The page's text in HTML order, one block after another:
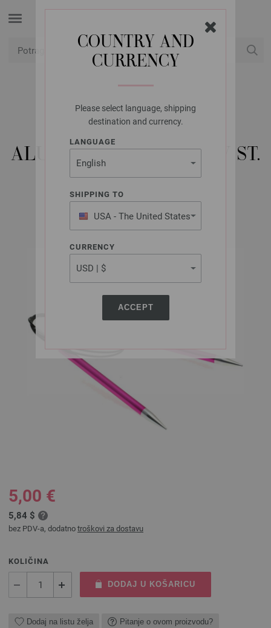
COUNTRY AND
CURRENCY
Please select language, shipping
destination and currency.
LANGUAGE
SHIPPING TO
USA - The United States
of America
CURRENCY
ACCEPT
LANA GROSSA
KRUŽNA IGLA
ALUMINIJSKA RAINBOW ST.
7,0/100 CM
5,00 €
5,84 $
bez PDV-a, dodatno troškovi za dostavu
KOLIČINA
DODAJ U KOŠARICU
Dodaj na listu želja Pitanje o ovom proizvodu?